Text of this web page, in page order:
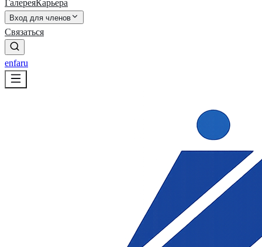
ГалереяКарьера
Вход для членов
Связаться
enfaru